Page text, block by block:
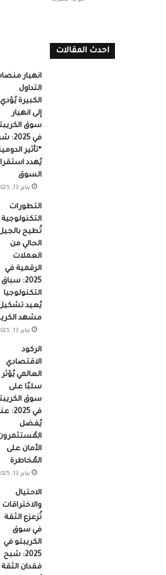
احدث المقالات
انهيار
التداول
الكبيرة يُؤدي
إلى انهيار
سوق
في
“تأثير
يُهدد
السوق
يناير 13, 2025
التطورات
التكنولوجية
تُطيح
الحالي من
العملات
الرقمية في
2025: سباق
التكنولوجيا
يُعيد
مشهد
يناير 13, 2025
الركود
الاقتصادي
العالمي يُؤثر
سلبًا على
سوق
في
يُفضل
الأمان على
المُخاطرة
يناير 13, 2025
الاحتيال
والاختراقات
تُزعزع الثقة
في سوق
الكريبتو في
2025: شبح
فقدان الثقة